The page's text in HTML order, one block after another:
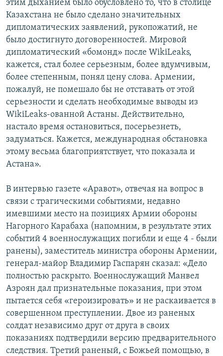
этим дыханием было обусловлено то, что в столице
Казахстана не было сделано значительных
дипломатических заявлений, рукопожатий, не
было достигнуто договоренностей. Мировой
дипломатический «бомонд» после WikiLeaks,
кажется, стал более серьезным, более вдумчивым,
более степенным, понял цену слова. Армении,
пожалуй, не помешало бы не отставать от этой
серьезности и сделать необходимые выводы из
WikiLeaks-ованной Астаны. Действительно,
настало время остановиться, посерьезнеть,
задуматься. Кажется, международная обстановка
этому весьма благоприятствует, что показала и
Астана».
В интервью газете «Аравот», отвечая на вопрос в
связи с трагическими событиями, недавно
имевшими место на позициях Армии обороны
Нагорного Карабаха (напомним, в результате этих
событий 4 военнослужащих погибли и еще 4 - были
ранены), заместитель министра обороны Армении,
генерал-майор Владимир Гаспарян сказал: «Дело
полностью раскрыто. Военнослужащий Манвел
Азроян дал признательные показания, при этом
пытается себя «героизировать» и не раскаивается в
совершенном преступлении. Двое из раненых
солдат независимо друг от друга в своих
показаниях подтвердили версию предварительного
следствия. Третий раненый, с Божьей помощью, в